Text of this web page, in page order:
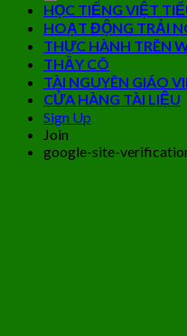
HỌC TIẾNG VIỆT
HOẠT ĐỘNG TRẢI
THỰC HÀNH TRÊN
THẦY CÔ
TÀI NGUYÊN GIÁO
CỬA HÀNG TÀI LIỆU
Sign Up
Join
google-site-